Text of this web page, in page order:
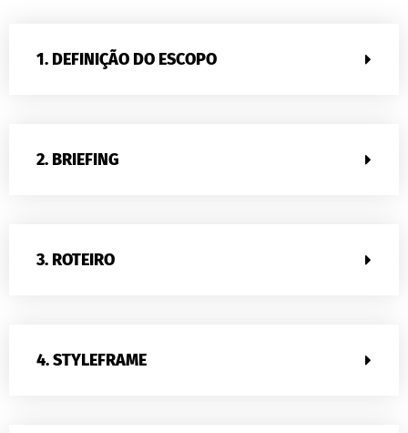
1. DEFINIÇÃO DO ESCOPO
2. BRIEFING
3. ROTEIRO
4. STYLEFRAME